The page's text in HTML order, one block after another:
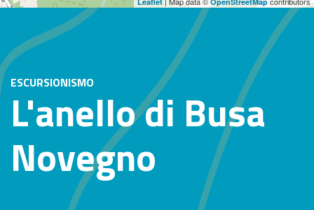
ESCURSIONISMO
L'anello di Busa
Novegno